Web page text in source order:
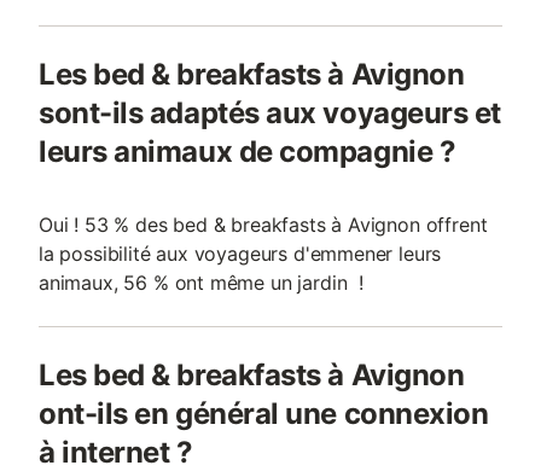
Les bed & breakfasts à Avignon
sont-ils adaptés aux voyageurs et
leurs animaux de compagnie ?
Oui ! 53 % des bed & breakfasts à Avignon offrent
la possibilité aux voyageurs d'emmener leurs
animaux, 56 % ont même un jardin !
Les bed & breakfasts à Avignon
ont-ils en général une connexion
à internet ?